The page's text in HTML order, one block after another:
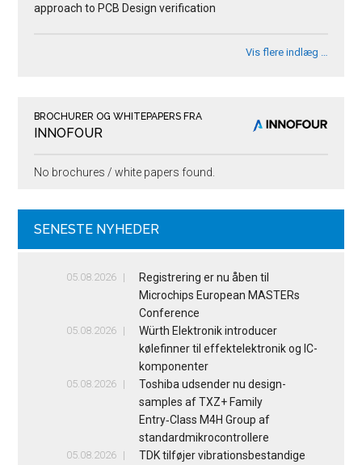
approach to PCB Design verification
Vis flere indlæg …
BROCHURER OG WHITEPAPERS FRA
INNOFOUR
No brochures / white papers found.
SENESTE NYHEDER
05.08.2026
Registrering er nu åben til
Microchips European MASTERs
Conference
05.08.2026
Würth Elektronik introducer
kølefinner til effektelektronik og IC-
komponenter
05.08.2026
Toshiba udsender nu design-
samples af TXZ+ Family
Entry‑Class M4H Group af
standardmikrocontrollere
05.08.2026
TDK tilføjer vibrationsbestandige